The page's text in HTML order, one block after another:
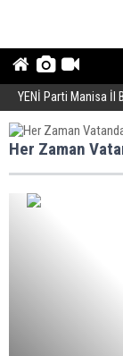
YENİ Parti Manisa İl
Her Zaman